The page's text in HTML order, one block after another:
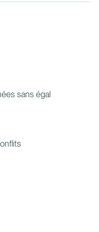
sans égal